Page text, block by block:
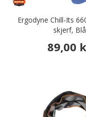
Ergodyne Chill-Its
skjerf, Blå
89,00